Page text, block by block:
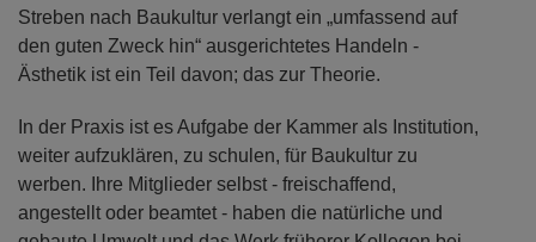
Streben nach Baukultur verlangt ein „umfassend auf
den guten Zweck hin“ ausgerichtetes Handeln -
Ästhetik ist ein Teil davon; das zur Theorie.
In der Praxis ist es Aufgabe der Kammer als Institution,
weiter aufzuklären, zu schulen, für Baukultur zu
werben. Ihre Mitglieder selbst - freischaffend,
angestellt oder beamtet - haben die natürliche und